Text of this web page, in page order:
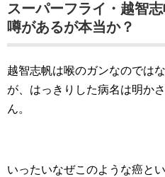
スーパーフライ・越智
噂があるが本当か？
越智志帆は喉のガンなのでは
が、はっきりした病名は明か
ん。
いったいなぜこのような癌と